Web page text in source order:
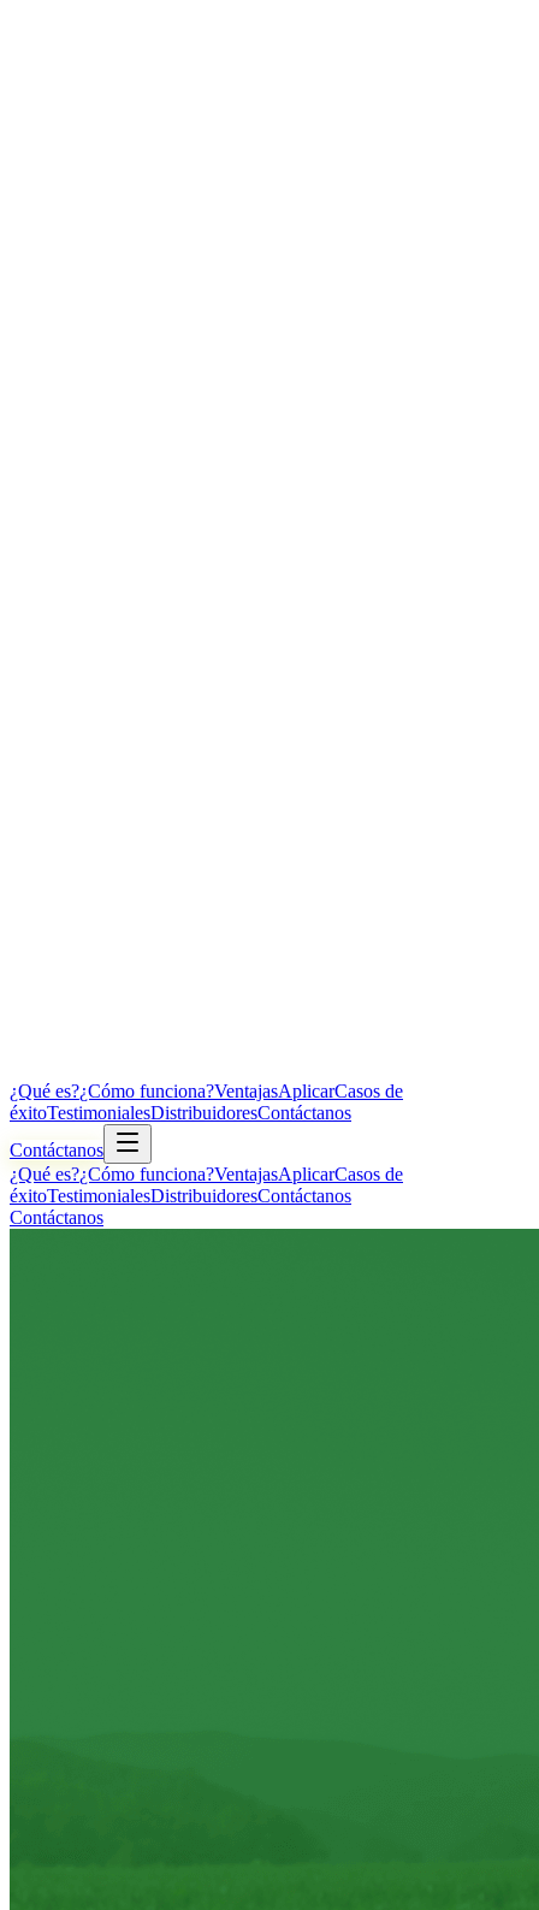
¿Qué es?¿Cómo funciona?VentajasAplicarCasos de
éxitoTestimonialesDistribuidoresContáctanos
Contáctanos
¿Qué es?¿Cómo funciona?VentajasAplicarCasos de
éxitoTestimonialesDistribuidoresContáctanos
Contáctanos